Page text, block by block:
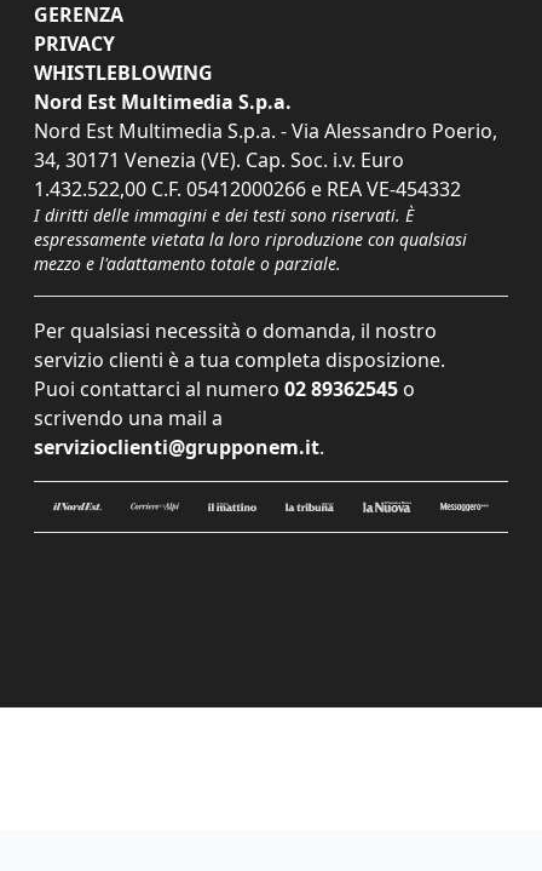
GERENZA
PRIVACY
WHISTLEBLOWING
Nord Est Multimedia S.p.a.
Nord Est Multimedia S.p.a. - Via Alessandro Poerio,
34, 30171 Venezia (VE). Cap. Soc. i.v. Euro
1.432.522,00 C.F. 05412000266 e REA VE-454332
I diritti delle immagini e dei testi sono riservati. È
espressamente vietata la loro riproduzione con qualsiasi
mezzo e l'adattamento totale o parziale.
Per qualsiasi necessità o domanda, il nostro
servizio clienti è a tua completa disposizione.
Puoi contattarci al numero 02 89362545 o
scrivendo una mail a
servizioclienti@grupponem.it.